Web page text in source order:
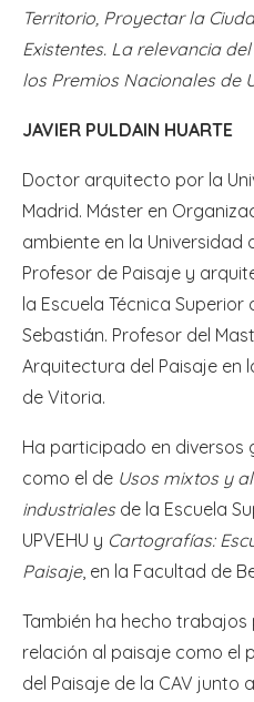
Territorio, Proyectar la
Existentes. La relevancia
los Premios Nacionales de
JAVIER PULDAIN HUARTE
Doctor arquitecto por la
Madrid. Máster en
ambiente en la Universidad
Profesor de Paisaje y
la Escuela Técnica
Sebastián. Profesor del
Arquitectura del Paisaje en
de Vitoria.
Ha participado en diversos
como el de Usos mixtos y
industriales de la Escuela
UPVEHU y Cartografías:
Paisaje, en la Facultad de
También ha hecho
relación al paisaje como el
del Paisaje de la CAV junto